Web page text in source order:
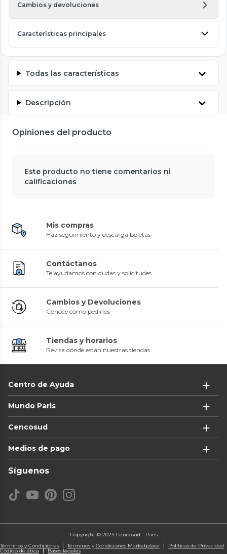
Cambios y devoluciones
Características principales
Todas las características
Descripción
Opiniones del producto
Este producto no tiene comentarios ni
calificaciones
Mis compras
Haz seguimiento y descarga boletas
Contáctanos
Te ayudamos con dudas y solicitudes
Cambios y Devoluciones
Conoce cómo pedirlos
Tiendas y horarios
Revisa dónde están nuestras tiendas
Centro de Ayuda
Mundo Paris
Cencosud
Medios de pago
Síguenos
Copyright © 2024 Cencosud - Paris
Términos y Condiciones
Términos y Condiciones Marketplace Políticas de Privacidad
Código de ética Bases legales